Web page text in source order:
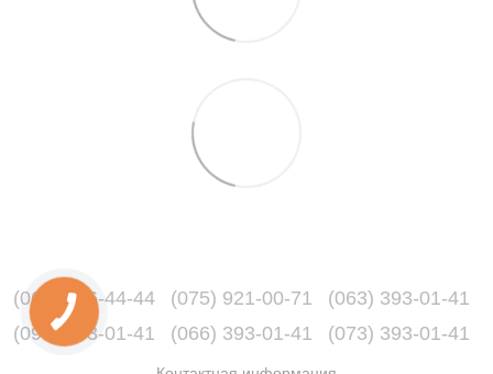
(067) 216-44-44 (075) 921-00-71
(063) 393-01-41
(096) 393-01-41
(066) 393-01-41 (073) 393-01-41